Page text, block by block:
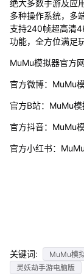
绝大多数手游及应
多种操作系统，多
支持240帧超高清
功能，全方位满足
MuMu模拟器官方
官方微博：MuMu
官方B站：MuMu
官方抖音：MuMu
官方小红书：
关键词: MuMu模
灵妖劫手游电脑版